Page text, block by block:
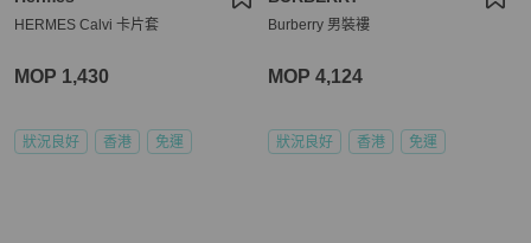
HERMES Calvi 卡片套
MOP 1,430
狀況良好 香港 免運
Burberry 男裝褸
MOP 4,124
狀況良好 香港 免運